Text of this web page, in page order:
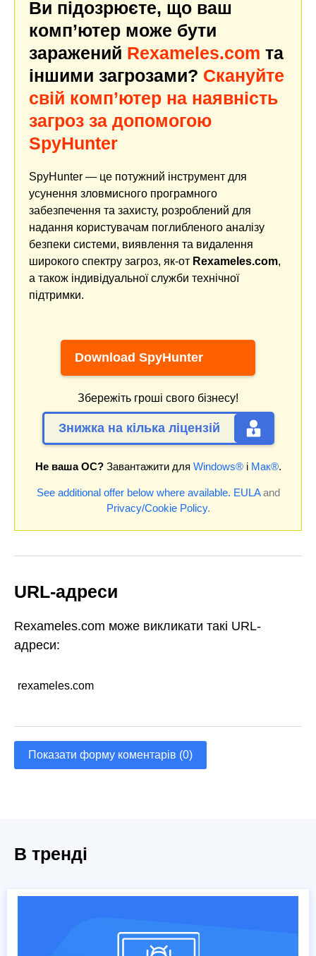
Ви підозрюєте, що ваш
комп’ютер може бути
заражений Rexameles.com та
іншими загрозами? Скануйте
свій комп’ютер на наявність
загроз за допомогою
SpyHunter
SpyHunter — це потужний інструмент для
усунення зловмисного програмного
забезпечення та захисту, розроблений для
надання користувачам поглибленого аналізу
безпеки системи, виявлення та видалення
широкого спектру загроз, як-от Rexameles.com,
а також індивідуальної служби технічної
підтримки.
Download SpyHunter
Збережіть гроші свого бізнесу!
Знижка на кілька ліцензій
Не ваша ОС?Завантажити для Windows®і Мак®.
See additional offer below where available. EULAand
Privacy/Cookie Policy.
URL-адреси
Rexameles.com може викликати такі URL-
адреси:
rexameles.com
Показати форму коментарів (0)
В тренді